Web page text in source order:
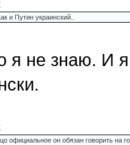
и Путин украинский..
я не знаю. И
официальное он обязан говорить на